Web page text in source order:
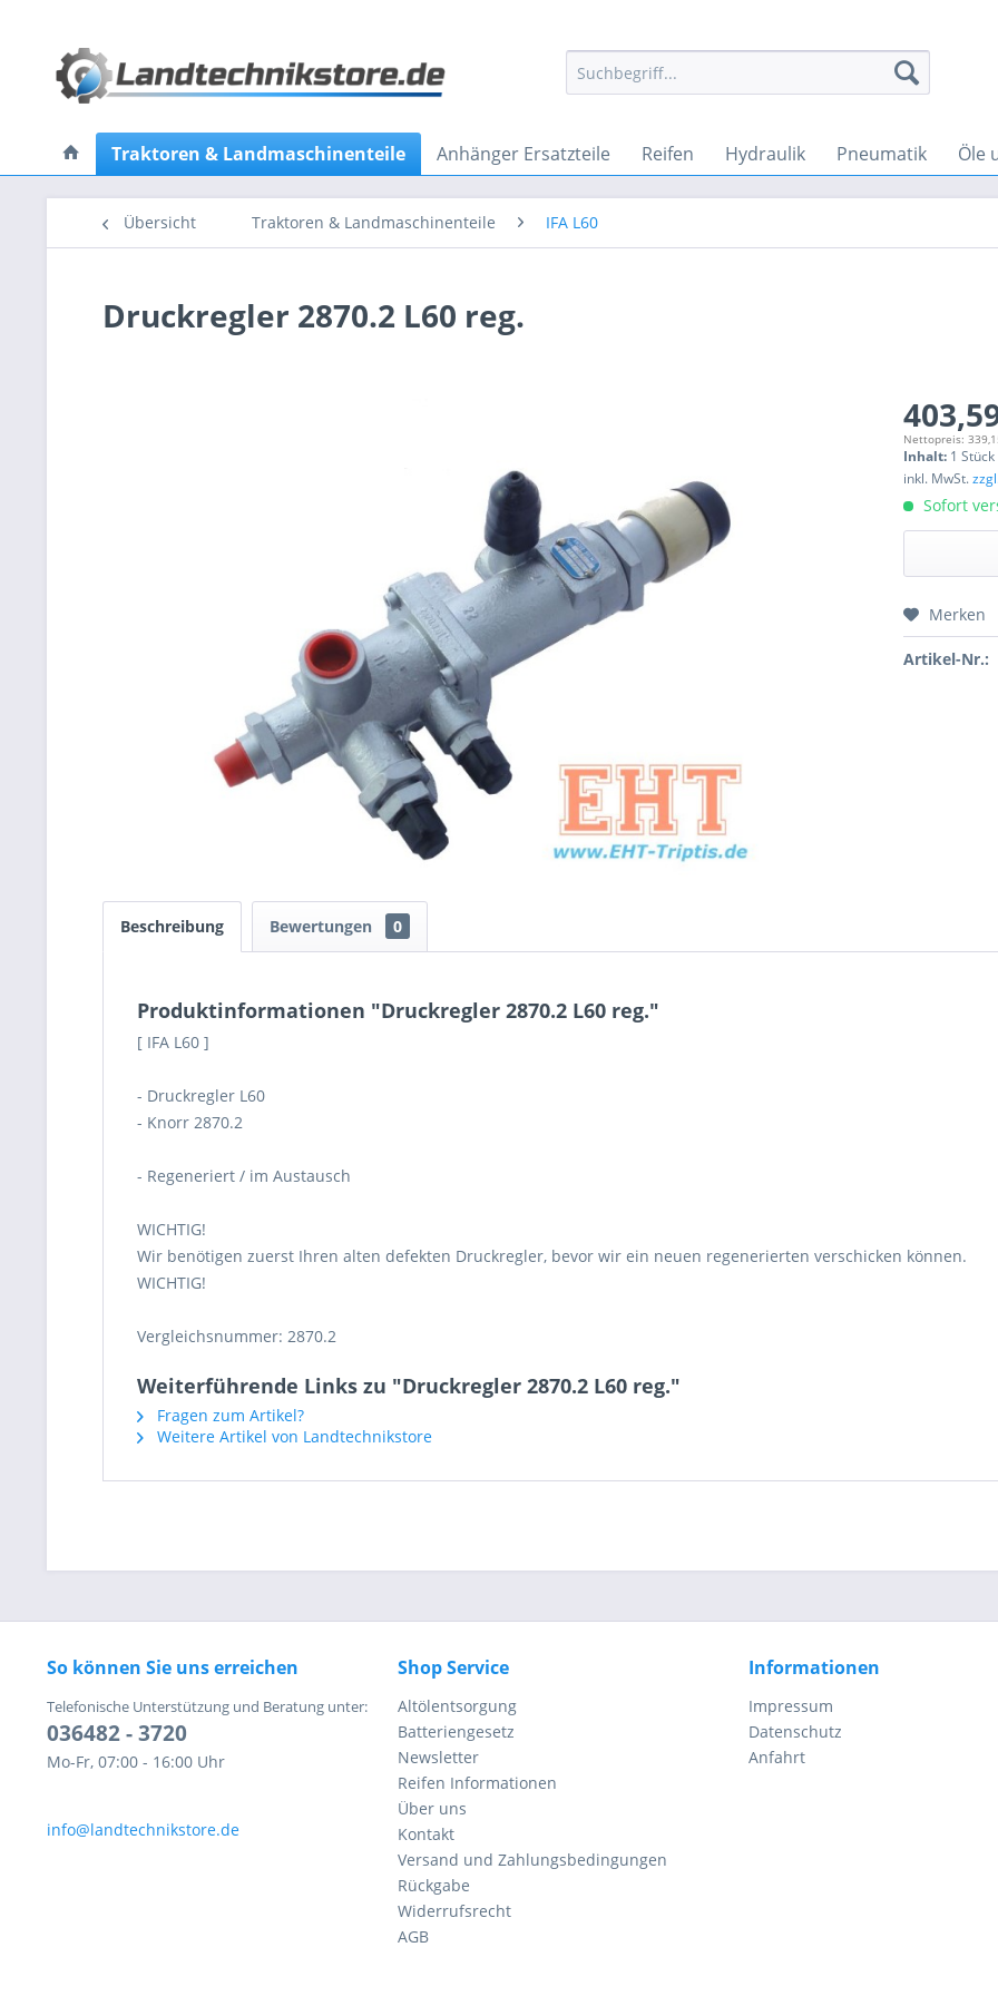
Traktoren & Landmaschinenteile Anhänger Ersatzteile Reifen Hydraulik Pneumatik Öle
Übersicht Traktoren & Landmaschinenteile IFA L60
Druckregler 2870.2 L60 reg.
Nettopreis:
Inhalt: 1 Stück
inkl. MwSt.
Sofort
Preis
Mit *
Merken
Artikel-Nr.:
Beschreibung Bewertungen 0
Produktinformationen "Druckregler 2870.2 L60 reg."
[ IFA L60 ]
- Druckregler L60
- Knorr 2870.2
- Regeneriert / im Austausch
WICHTIG!
Wir benötigen zuerst Ihren alten defekten Druckregler, bevor wir ein neuen regenerierten verschicken können.
WICHTIG!
Vergleichsnummer: 2870.2
Weiterführende Links zu "Druckregler 2870.2 L60 reg."
Fragen zum Artikel?
Weitere Artikel von Landtechnikstore
So können Sie uns erreichen
Telefonische Unterstützung und Beratung unter:
036482 - 3720
Mo-Fr, 07:00 - 16:00 Uhr
info@landtechnikstore.de
Shop Service
Altölentsorgung
Batteriengesetz
Newsletter
Reifen Informationen
Über uns
Kontakt
Versand und Zahlungsbedingungen
Rückgabe
Widerrufsrecht
AGB
Informationen
Impressum
Datenschutz
Anfahrt